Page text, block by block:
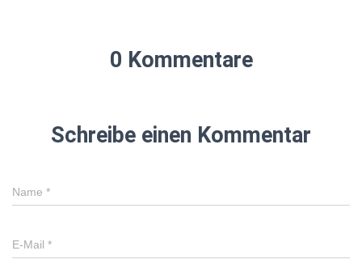
0 Kommentare
Schreibe einen Kommentar
Name *
E-Mail *